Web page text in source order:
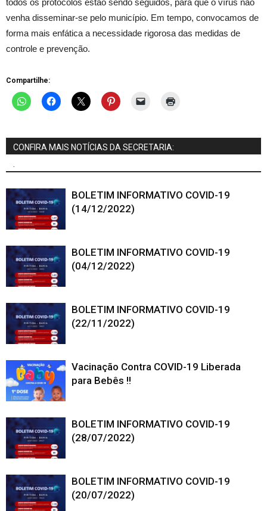
venha disseminar-se pelo município. Em tempo, convocamos de
forma mais enfática a necessidade rigorosa das medidas de
controle e prevenção.
Compartilhe:
CONFIRA MAIS NOTÍCIAS DA SECRETARIA:
BOLETIM INFORMATIVO COVID-19
(14/12/2022)
BOLETIM INFORMATIVO COVID-19
(04/12/2022)
BOLETIM INFORMATIVO COVID-19
(22/11/2022)
Vacinação Contra COVID-19 Liberada
para Bebês !!
BOLETIM INFORMATIVO COVID-19
(28/07/2022)
BOLETIM INFORMATIVO COVID-19
(20/07/2022)